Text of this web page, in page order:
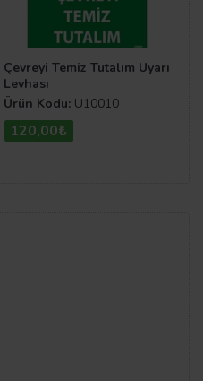
Çevreyi Temiz Tutalım Uyarı
Levhası
Ürün Kodu: U10010
120,00₺